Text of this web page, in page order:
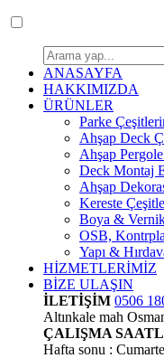
ANASAYFA
HAKKIMIZDA
ÜRÜNLER
Parke
Ahşap Deck
Ahşap
Deck Montaj
Ahşap
Kereste
Boya &
OSB,
Yapı &
HİZMETLERİMİZ
BİZE ULAŞIN
İLETİŞİM 0506
Altınkale mah
ÇALIŞMA
Hafta sonu :